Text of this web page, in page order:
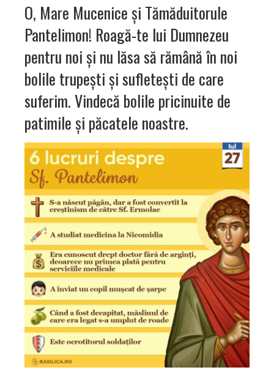
O, Mare Mucenice şi Tămăduitorule
Pantelimon! Roagă-te lui Dumnezeu
pentru noi şi nu lăsa să rămână în noi
bolile trupeşti şi sufleteşti de care
suferim. Vindecă bolile pricinuite de
patimile şi păcatele noastre.